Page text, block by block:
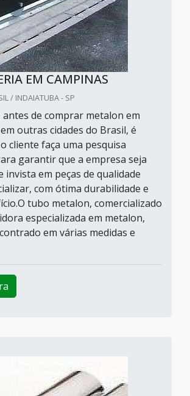
EM CAMPINAS
/ INDAIATUBA - SP
de comprar metalon em
outras cidades do Brasil, é
cliente faça uma pesquisa
garantir que a empresa seja
invista em peças de qualidade
com ótima durabilidade e
tubo metalon, comercializado
especializada em metalon,
em várias medidas e